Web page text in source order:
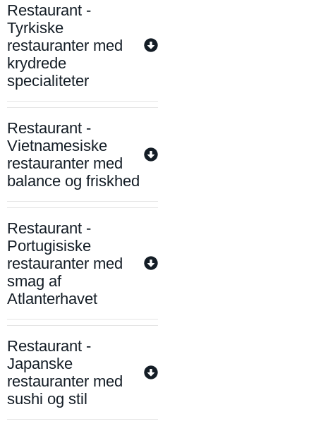
Restaurant -
Tyrkiske
restauranter med
krydrede
specialiteter
Restaurant -
Vietnamesiske
restauranter med
balance og friskhed
Restaurant -
Portugisiske
restauranter med
smag af
Atlanterhavet
Restaurant -
Japanske
restauranter med
sushi og stil